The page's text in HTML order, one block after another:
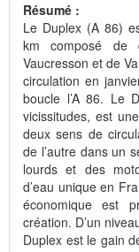
Résumé :
Le Duplex (A 86)
km composé de
Vaucresson et de
circulation en
boucle l’A 86. Le
vicissitudes, est
deux sens de
de l’autre dans un
lourds et des
d’eau unique en
économique est
création. D’un
Duplex est le gain